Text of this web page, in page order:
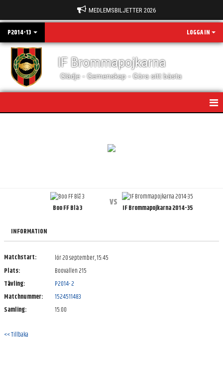
MEDLEMSBILJETTER 2026
P2014-13 LOGGA IN
IF Brommapojkarna
Glädje - Gemenskap - Göra sitt bästa
BILDGALLERI
KONTAKT
Boo FF Blå 3 vs IF Brommapojkarna 2014-35
INFORMATION
Matchstart:
lör 20 september, 15:45
Plats:
Boovallen 215
Tävling:
P2014- 2
Matchnummer:
1524511483
Samling:
15:00
<< Tillbaka